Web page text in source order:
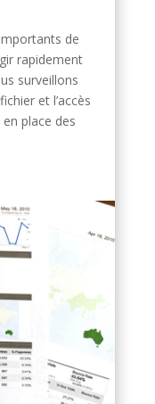
de
rapidement
surveillons
et l’accès
place des